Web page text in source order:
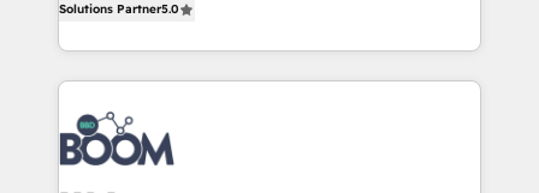
customer engagement.
measurable, scalable growth. From onboarding to
enterprise-grade campaigns, our in-house team
builds scalable strategies that drive long-term
revenue. ⚙️ HubSpot Integration & Optimization •
Seamless CRM, CMS, and automation setup •
Complex platform migrations and data cleanups •
Solutions Partner5.0